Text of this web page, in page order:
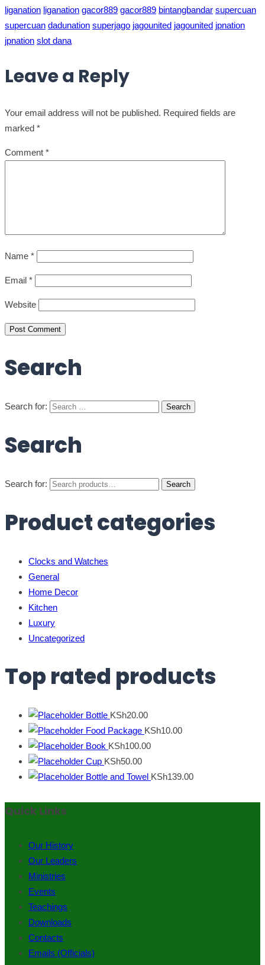
liganation liganation gacor889 gacor889 bintangbandar supercuan
supercuan dadunation superjago jagounited jagounited jpnation
jpnation slot dana
Leave a Reply
Your email address will not be published. Required fields are
marked *
Comment *
Name *
Email *
Website
Search
Search for:
Search
Search for: Search
Product categories
Clocks and Watches
General
Home Decor
Kitchen
Luxury
Uncategorized
Top rated products
Bottle KSh20.00
Food Package KSh10.00
Book KSh100.00
Cup KSh50.00
Bottle and Towel KSh139.00
Quick Links
Our History
Our Leaders
Ministries
Events
Teachings
Downloads
Contacts
Emails (Officials)